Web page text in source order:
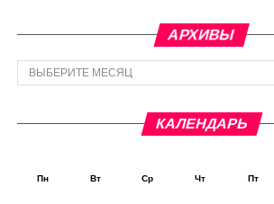
АРХИВЫ
Архивы
КАЛЕНДАРЬ
Пн Вт Ср Чт Пт